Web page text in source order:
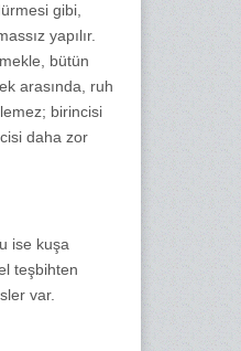
gibi,
yapılır.
bütün
arasında, ruh
birincisi
daha zor
ise kuşa
teşbihten
var.